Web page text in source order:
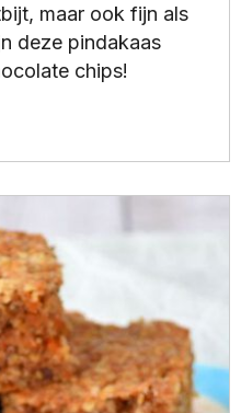
maar ook fijn als
deze pindakaas
chips!